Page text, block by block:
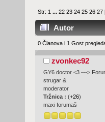
Str: 1 ...22 23 24 25 26 27
Autor
0 Članova i 1 Gost
zvonkec92
GY6 doctor <3 --->
strugar &
moderator
Tržnica : (+26)
maxi forumaš